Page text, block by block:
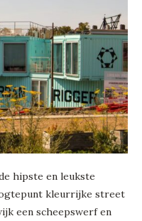
hipste en leukste
kleurrijke street
een scheepswerf en